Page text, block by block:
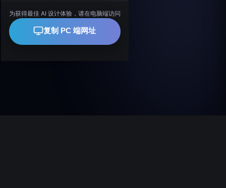
为获得最佳 AI 设计体验，请在电脑端访问
复制 PC 端网址